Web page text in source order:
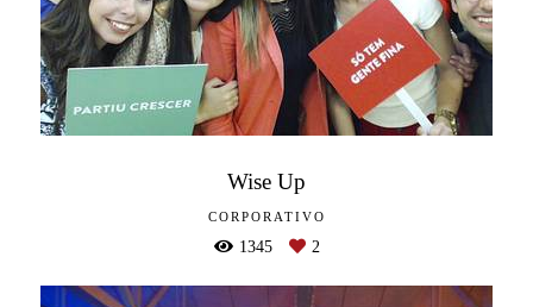
Wise Up
CORPORATIVO
1345 2